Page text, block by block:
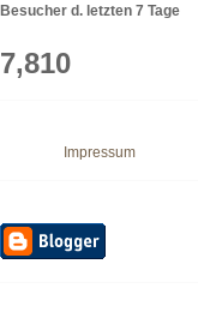
Besucher d. letzten 7 Tage
7,810
Impressum